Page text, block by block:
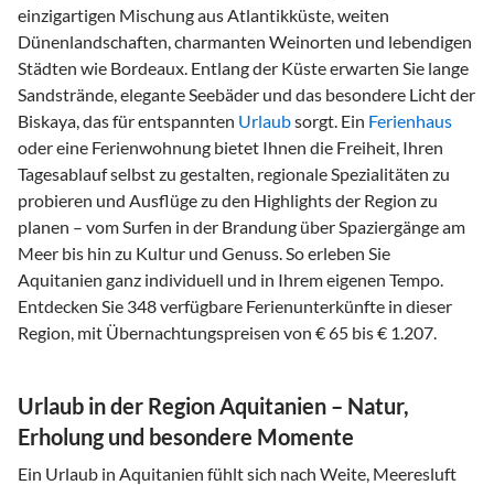
einzigartigen Mischung aus Atlantikküste, weiten
Dünenlandschaften, charmanten Weinorten und lebendigen
Städten wie Bordeaux. Entlang der Küste erwarten Sie lange
Sandstrände, elegante Seebäder und das besondere Licht der
Biskaya, das für entspannten Urlaubsorgt. Ein Ferienhaus
oder eine Ferienwohnung bietet Ihnen die Freiheit, Ihren
Tagesablauf selbst zu gestalten, regionale Spezialitäten zu
probieren und Ausflüge zu den Highlights der Region zu
planen – vom Surfen in der Brandung über Spaziergänge am
Meer bis hin zu Kultur und Genuss. So erleben Sie
Aquitanien ganz individuell und in Ihrem eigenen Tempo.
Entdecken Sie 348 verfügbare Ferienunterkünfte in dieser
Region, mit Übernachtungspreisen von € 65 bis € 1.207.
Urlaub in der Region Aquitanien – Natur,
Erholung und besondere Momente
Ein Urlaub in Aquitanien fühlt sich nach Weite, Meeresluft